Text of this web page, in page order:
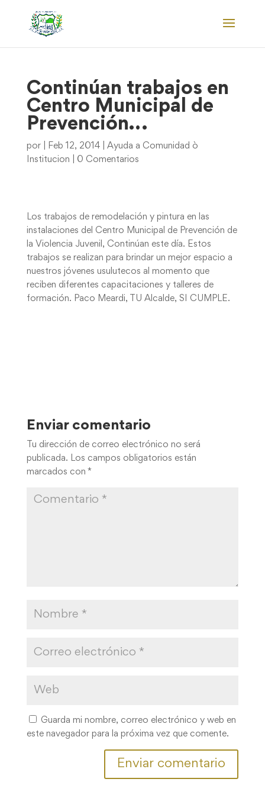
Continúan trabajos en
Centro Municipal de
Prevención…
por Feb 12, 2014| Ayuda a Comunidad ò
Institucion
0 Comentarios
Los trabajos de remodelación y pintura en las
instalaciones del Centro Municipal de Prevención de
la Violencia Juvenil, Continúan este día. Estos
trabajos se realizan para brindar un mejor espacio a
nuestros jóvenes usulutecos al momento que
reciben diferentes capacitaciones y talleres de
formación. Paco Meardi, TU Alcalde, SI CUMPLE.
Enviar comentario
Tu dirección de correo electrónico no será
publicada.
Los campos obligatorios están
marcados con *
Guarda mi nombre, correo electrónico y web en
este navegador para la próxima vez que comente.